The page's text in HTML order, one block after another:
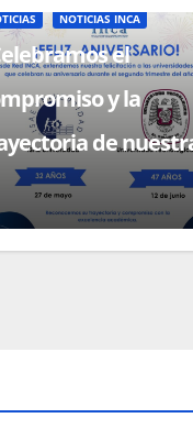
NOTICIAS INCA
el
y la
de